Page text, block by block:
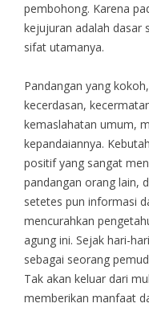
pembohong. Karena
kejujuran adalah dasar
sifat utamanya.
Pandangan yang
kecerdasan,
kemaslahatan umum,
kepandaiannya.
positif yang sangat
pandangan orang lain,
setetes pun informasi
mencurahkan
agung ini. Sejak hari-
sebagai seorang
Tak akan keluar dari
memberikan manfaat